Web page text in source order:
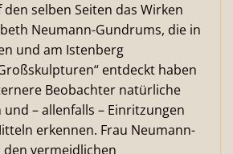
selben Seiten das Wirken
Neumann-Gundrums, die in
und am Istenberg
entdeckt haben
Beobachter natürliche
– allenfalls – Einritzungen
erkennen. Frau Neumann-
vermeidlichen